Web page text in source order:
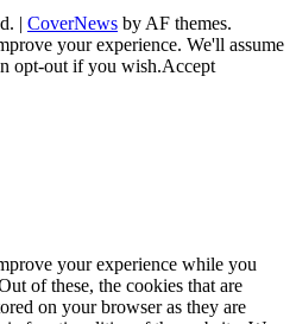
| CoverNews by AF themes.
your experience. We'll assume
opt-out if you wish.Accept
your experience while you
of these, the cookies that are
on your browser as they are